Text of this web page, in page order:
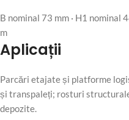
B nominal 73 mm · H1 nominal
m
Aplicații
Parcări etajate și platforme
și transpaleți; rosturi
depozite.